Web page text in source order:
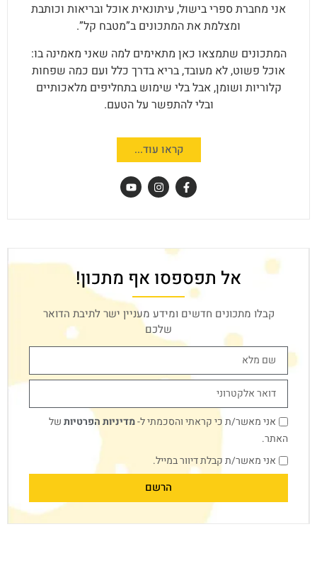
אני מחברת ספרי בישול, עיתונאית אוכל ובריאות וכותבת
ומצלמת את המתכונים ב”מטבח קל”.
המתכונים שתמצאו כאן מתאימים למה שאני מאמינה בו:
אוכל פשוט, לא מעובד, בריא בדרך כלל ועם כמה שפחות
קלוריות ושומן, אבל בלי שימוש בתחליפים מלאכותיים
ובלי להתפשר על הטעם.
קראו עוד...
אל תפספסו אף מתכון!
קבלו מתכונים חדשים ומידע מעניין ישר לתיבת הדואר
שלכם
אני מאשר/ת כי קראתי והסכמתי ל-מדיניות הפרטיותשל
האתר.
אני מאשר/ת קבלת דיוור במייל.
הרשם